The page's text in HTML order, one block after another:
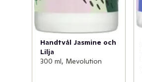
Handtvål Jasmine och
Lilja
300 ml, Mevolution